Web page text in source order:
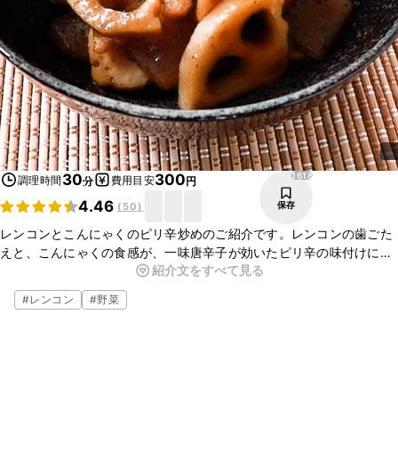
調理時間 30分 費用目安300円
4.46 ( 50)
1618
保存
レンコンとこんにゃくのピリ辛炒めのご紹介です。レンコンの歯ごた
えと、こんにゃくの食感が、一味唐辛子が効いたピリ辛の味付けに
ぴったりです。お好みの根菜を入れるとアレンジが広がりますよ。ぜ
ひお試しくださいね。
紹介文をすべて見る
#レンコン #野菜